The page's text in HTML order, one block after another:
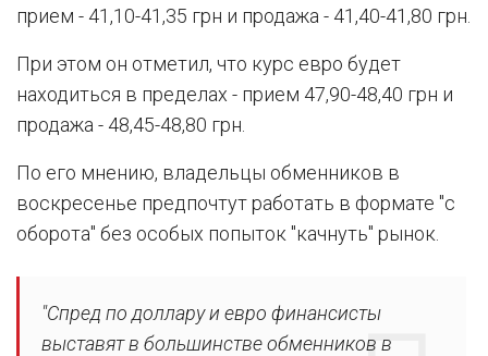
прием - 41,10-41,35 грн и продажа - 41,40-41,80 грн.
При этом он отметил, что курс евро будет
находиться в пределах - прием 47,90-48,40 грн и
продажа - 48,45-48,80 грн.
По его мнению, владельцы обменников в
воскресенье предпочтут работать в формате "с
оборота" без особых попыток "качнуть" рынок.
"Спред по доллару и евро финансисты
выставят в большинстве обменников в